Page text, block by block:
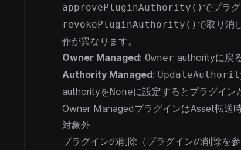
approvePluginAuthority() でプラ
revokePluginAuthority() で取り消
作が異なります。
Owner Managed: Owner authorityに戻
Authority Managed:
authorityをNoneに設定するとプラグイン
Owner ManagedプラグインはAsset転送
対象外
プラグインの削除（プラグインの削除を